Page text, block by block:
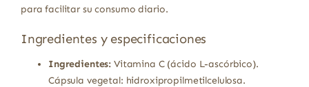
para facilitar su consumo diario.
Ingredientes y especificaciones
Ingredientes: Vitamina C (ácido L-ascórbico).
Cápsula vegetal: hidroxipropilmetilcelulosa.